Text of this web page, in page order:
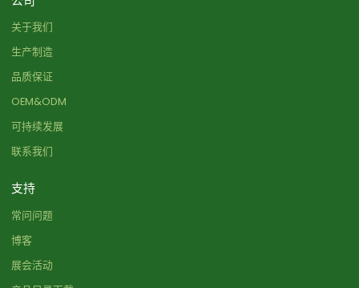
关于我们
生产制造
品质保证
OEM&ODM
可持续发展
联系我们
支持
常问问题
博客
展会活动